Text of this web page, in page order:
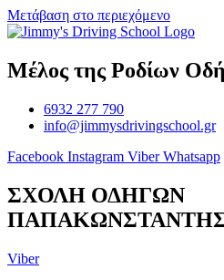
Μετάβαση στο περιεχόμενο
Μέλος της Ροδίων
6932 277 790
info@jimmysdrivingschool.gr
Facebook Instagram Viber Whatsapp
ΣΧΟΛΗ ΟΔΗΓΩΝ
Viber